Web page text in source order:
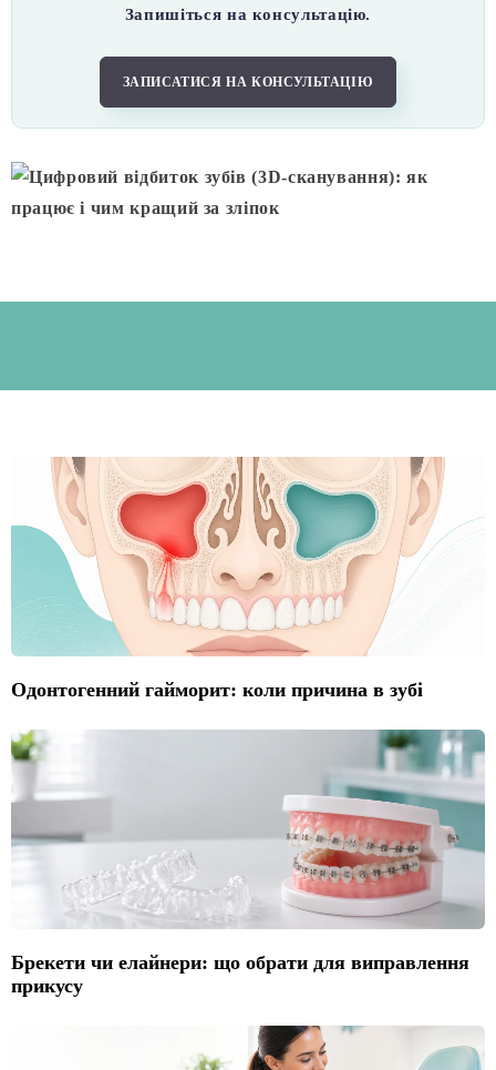
Запишіться на консультацію.
ЗАПИСАТИСЯ НА КОНСУЛЬТАЦІЮ
Одонтогенний гайморит: коли причина в зубі
Брекети чи елайнери: що обрати для виправлення
прикусу